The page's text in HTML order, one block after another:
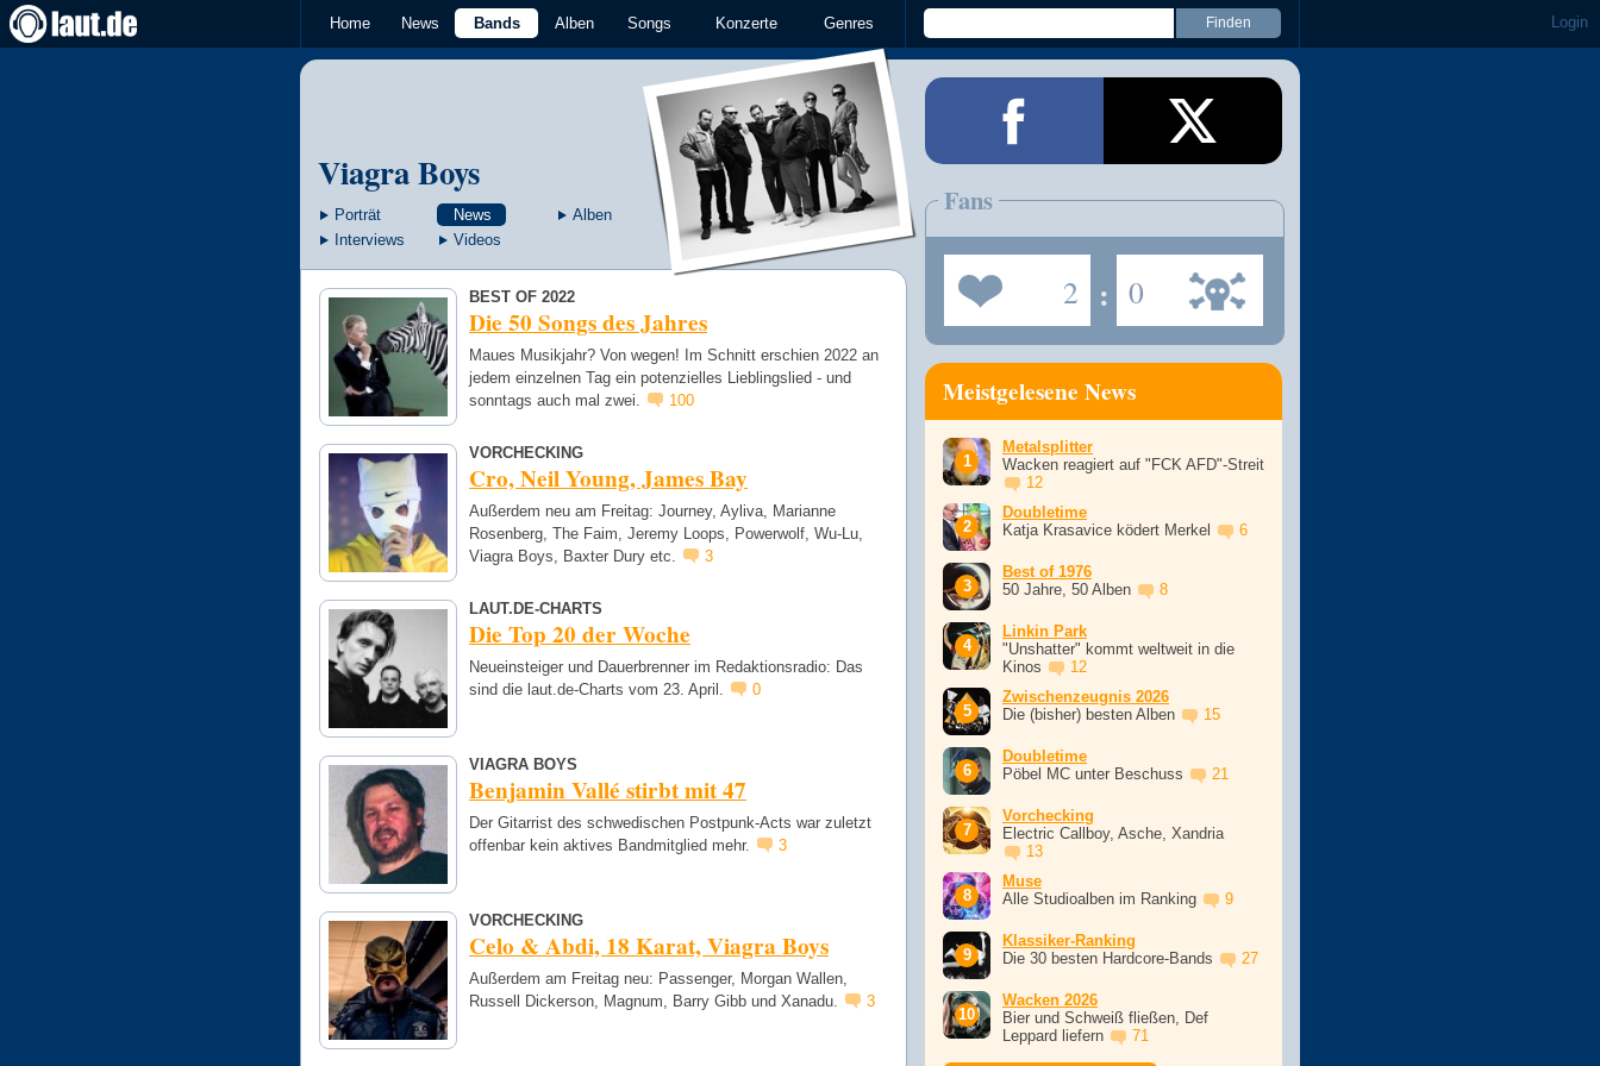
Home News Bands Alben Songs Konzerte Genres Login
Viagra Boys
Porträt News
Alben
Interviews
Videos
BEST OF 2022
Die 50 Songs des Jahres
Maues Musikjahr? Von wegen! Im Schnitt erschien 2022 an
jedem einzelnen Tag ein potenzielles Lieblingslied - und
sonntags auch mal zwei.
100
VORCHECKING
Cro, Neil Young, James Bay
Außerdem neu am Freitag: Journey, Ayliva, Marianne
Rosenberg, The Faim, Jeremy Loops, Powerwolf, Wu-Lu,
Viagra Boys, Baxter Dury etc.
3
LAUT.DE-CHARTS
Die Top 20 der Woche
Neueinsteiger und Dauerbrenner im Redaktionsradio: Das
sind die laut.de-Charts vom 23. April.
0
VIAGRA BOYS
Benjamin Vallé stirbt mit 47
Der Gitarrist des schwedischen Postpunk-Acts war zuletzt
offenbar kein aktives Bandmitglied mehr.
3
VORCHECKING
Celo & Abdi, 18 Karat, Viagra Boys
Außerdem am Freitag neu: Passenger, Morgan Wallen,
Russell Dickerson, Magnum, Barry Gibb und Xanadu.
3
Fans
2 : 0
Meistgelesene News
Metalsplitter
Wacken reagiert auf "FCK AFD"-Streit
12
Doubletime
Katja Krasavice ködert Merkel
6
Best of 1976
50 Jahre, 50 Alben
8
Linkin Park
"Unshatter" kommt weltweit in die
Kinos
12
Zwischenzeugnis 2026
Die (bisher) besten Alben
15
Doubletime
Pöbel MC unter Beschuss
21
Vorchecking
Electric Callboy, Asche, Xandria
13
Muse
Alle Studioalben im Ranking
9
Klassiker-Ranking
Die 30 besten Hardcore-Bands
27
Wacken 2026
Bier und Schweiß fließen, Def
Leppard liefern
71